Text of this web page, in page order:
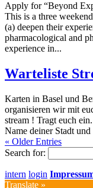
Apply for “Beyond
This is a three
(a) deepen their
pharmacological and
experience in...
Warteliste
Karten in Basel und
organisieren wir mit
stream ! Tragt euch
Name deiner Stadt und
« Older Entries
Search for:
intern login
Translate »